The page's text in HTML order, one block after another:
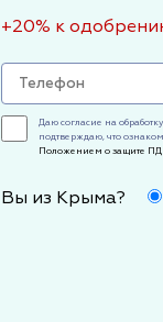
+20% к
Даю согласие на
подтверждаю, что
Положением о защите
Вы из Крыма?